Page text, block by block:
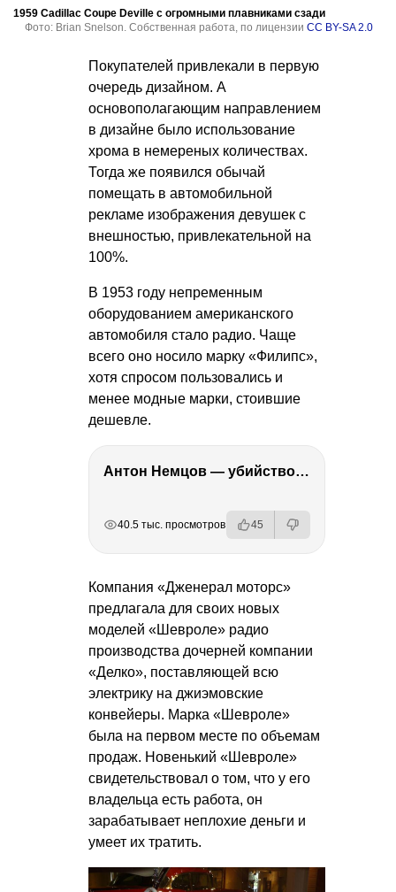
1959 Cadillac Coupe Deville с огромными плавниками сзади
Фото: Brian Snelson. Собственная работа, по лицензии CC BY-SA 2.0
Покупателей привлекали в первую
очередь дизайном. А
основополагающим направлением
в дизайне было использование
хрома в немереных количествах.
Тогда же появился обычай
помещать в автомобильной
рекламе изображения девушек с
внешностью, привлекательной на
100%.
В 1953 году непременным
оборудованием американского
автомобиля стало радио. Чаще
всего оно носило марку «Филипс»,
хотя спросом пользовались и
менее модные марки, стоившие
дешевле.
Антон Немцов — убийство Бориса Немцова, переезд в Дубай, семья и политика
40.5 тыс. просмотров 45
Компания «Дженерал моторс»
предлагала для своих новых
моделей «Шевроле» радио
производства дочерней компании
«Делко», поставляющей всю
электрику на джиэмовские
конвейеры. Марка «Шевроле»
была на первом месте по объемам
продаж. Новенький «Шевроле»
свидетельствовал о том, что у его
владельца есть работа, он
зарабатывает неплохие деньги и
умеет их тратить.